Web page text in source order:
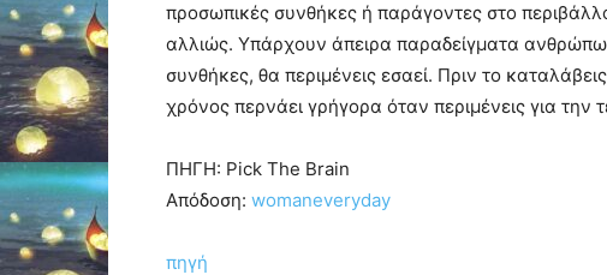
προσωπικές συνθήκες ή παράγοντες στο
αλλιώς. Υπάρχουν άπειρα παραδείγματα ανθρώπων
συνθήκες, θα περιμένεις εσαεί. Πριν το
χρόνος περνάει γρήγορα όταν περιμένεις για την
ΠΗΓΗ: Pick The Brain
Απόδοση: womaneveryday
πηγή